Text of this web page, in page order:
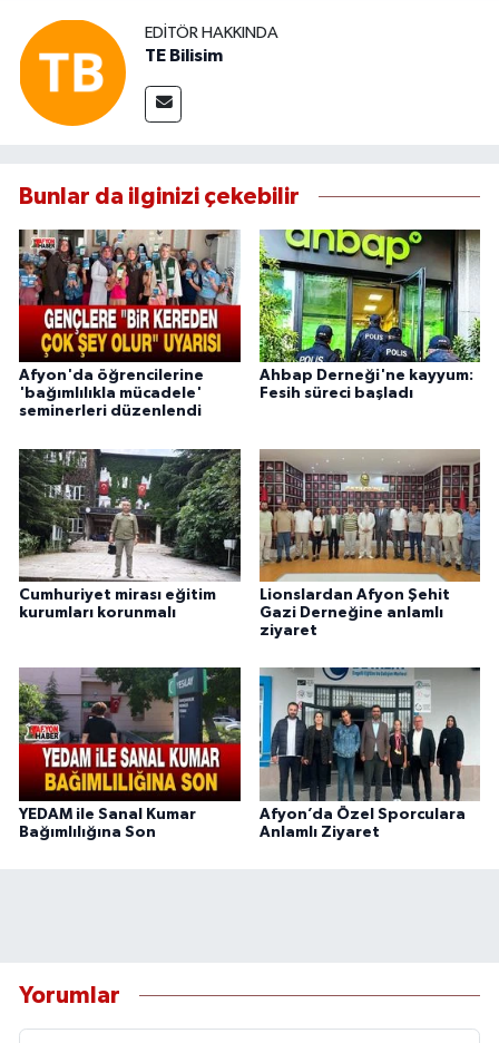
EDITÖR HAKKINDA
TE Bilisim
Bunlar da ilginizi çekebilir
Afyon'da öğrencilerine
'bağımlılıkla mücadele'
seminerleri düzenlendi
Ahbap Derneği'ne kayyum:
Fesih süreci başladı
Cumhuriyet mirası eğitim
kurumları korunmalı
Lionslardan Afyon Şehit
Gazi Derneğine anlamlı
ziyaret
YEDAM ile Sanal Kumar
Bağımlılığına Son
Afyon’da Özel Sporculara
Anlamlı Ziyaret
Yorumlar